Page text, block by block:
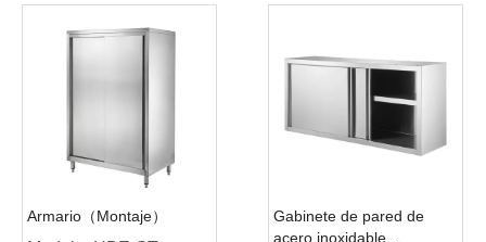
Armario（Montaje）
Gabinete de pared de
acero inoxidable